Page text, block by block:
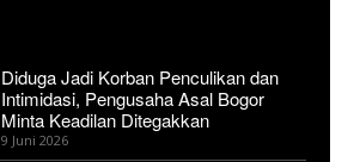
Diduga Jadi Korban Penculikan dan
Intimidasi, Pengusaha Asal Bogor
Minta Keadilan Ditegakkan
9 Juni 2026